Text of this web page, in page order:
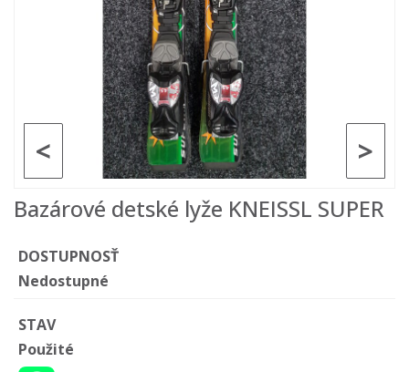
>
<
Bazárové detské lyže KNEISSL SUPER
DOSTUPNOSŤ
Nedostupné
STAV
Použité